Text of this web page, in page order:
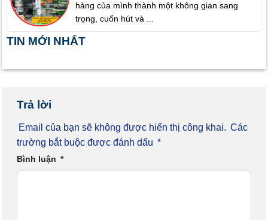
hàng của mình thành một không gian sang
trọng, cuốn hút và ...
TIN MỚI NHẤT
Trả lời
Email của bạn sẽ không được hiển thị công khai. Các
trường bắt buộc được đánh dấu *
Bình luận *